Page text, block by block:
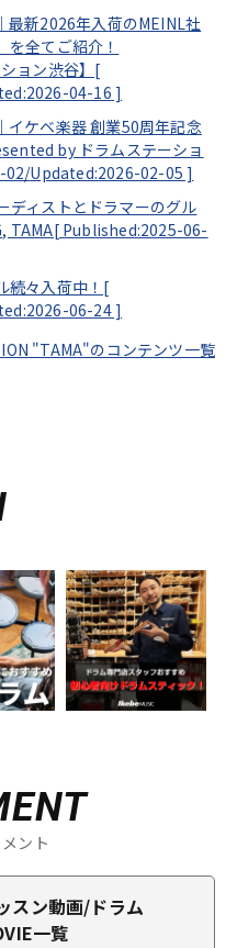
最新2026年入荷のMEINL社
全てご紹介！
ョン渋谷】[
04-16 ]
イケベ楽器 創業50周年記念
by ドラムステーショ
02/Updated:2026-02-05 ]
ディストとドラマーのグル
TAMA[ Published:2025-06-
続々入荷中！[
06-24]
"TAMA"のコンテンツ一覧
ント
スン動画/ドラム
一覧